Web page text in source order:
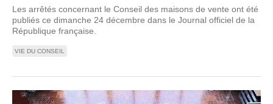
Les arrêtés concernant le Conseil des maisons de vente ont été
publiés ce dimanche 24 décembre dans le Journal officiel de la
République française.
VIE DU CONSEIL